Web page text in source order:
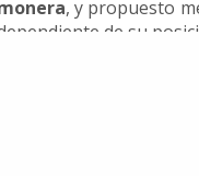
, y propuesto
de su